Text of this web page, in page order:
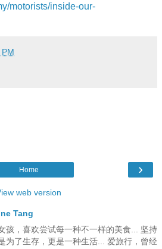
motorists/inside-our-
›
Home
web version
Tang
孩，喜欢尝试每一种不一样的美食... 坚持
为了生存，更是一种生活... 爱旅行，曾经